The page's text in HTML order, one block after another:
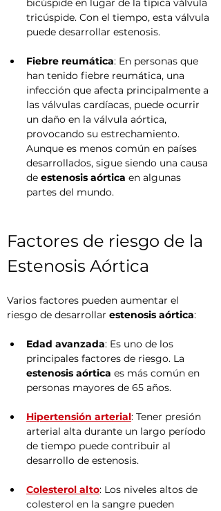
bicúspide en lugar de la típica válvula
tricúspide. Con el tiempo, esta válvula
puede desarrollar estenosis.
Fiebre reumática: En personas que
han tenido fiebre reumática, una
infección que afecta principalmente a
las válvulas cardíacas, puede ocurrir
un daño en la válvula aórtica,
provocando su estrechamiento.
Aunque es menos común en países
desarrollados, sigue siendo una causa
de estenosis aórtica en algunas
partes del mundo.
Factores de riesgo de la
Estenosis Aórtica
Varios factores pueden aumentar el
riesgo de desarrollar estenosis aórtica:
Edad avanzada: Es uno de los
principales factores de riesgo. La
estenosis aórtica es más común en
personas mayores de 65 años.
Hipertensión arterial: Tener presión
arterial alta durante un largo período
de tiempo puede contribuir al
desarrollo de estenosis.
Colesterol alto: Los niveles altos de
colesterol en la sangre pueden